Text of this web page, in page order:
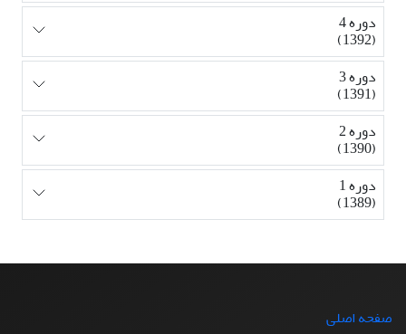
دوره 4
(1392)
دوره 3
(1391)
دوره 2
(1390)
دوره 1
(1389)
صفحه اصلی